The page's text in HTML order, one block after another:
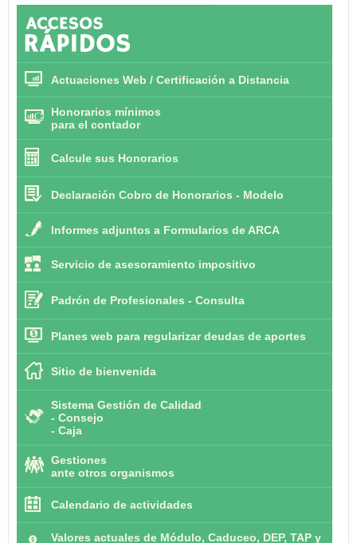
Actuaciones Web / Certificación a Distancia
Honorarios mínimos
para el contador
Calcule sus Honorarios
Declaración Cobro de Honorarios - Modelo
Informes adjuntos a Formularios de ARCA
Servicio de asesoramiento impositivo
Padrón de Profesionales - Consulta
Planes web para regularizar deudas de aportes
Sitio de bienvenida
Sistema Gestión de Calidad
- Consejo
- Caja
Gestiones
ante otros organismos
Calendario de actividades
Valores actuales de Módulo, Caduceo, DEP, TAP y